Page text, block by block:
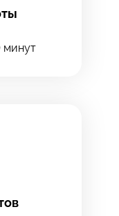
минут